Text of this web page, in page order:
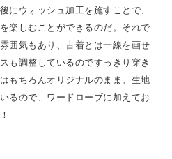
にウォッシュ加工を施すことで、
楽しむことができるのだ。それで
囲気もあり、古着とは一線を画せ
も調整しているのですっきり穿き
もちろんオリジナルのまま。生地
るので、ワードローブに加えてお